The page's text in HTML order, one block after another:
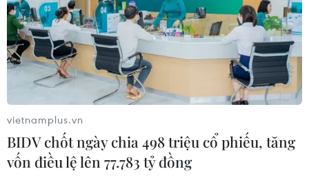
Israel có thể chẩn đoán virus SARS-CoV-2
từ xa bằng tia laser
12/04/2020 14:21
Thiết bị chẩn đoán virus SARS-CoV-2 bằng tia laser của
Israel có thể xác định các triệu chứng như ran rít ở phổi,
vietnamplus.vn
BIDV chốt ngày chia 498 triệu cổ phiếu, tăng
vốn điều lệ lên 77.783 tỷ đồng